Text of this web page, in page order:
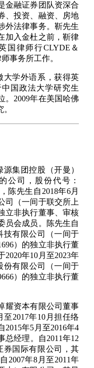
金融证券团队资深合
、投资、融资、房地
外法律事务。靳先生
加入金杜之前，靳律
国律师行CLYDE＆
事务所工作。
大学外语系，获得英
国政法大学研究生
。2009年在美国哈佛
集团控股（开曼）
公司，股份代号：
陈先生自2018年6月
司（一间于联交所上
立非执行董事、审核
员会成员。陈先生自
技有限公司（一间于
）的独立非执行董
年10月至2023年
份有限公司（一间于
）的独立非执行董
耀资本有限公司董事
至2017年10月担任络
年5月至2016年4
总经理。自2011年12
券国际有限公司，其
2007年8月至2011年